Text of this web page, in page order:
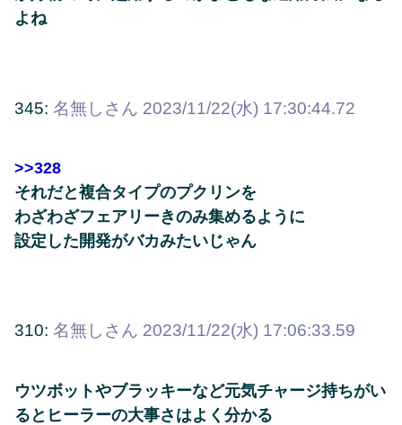
よね
345: 名無しさん 2023/11/22(水) 17:30:44.72
>>328
それだと複合タイプのプクリンを
わざわざフェアリーきのみ集めるように
設定した開発がバカみたいじゃん
310: 名無しさん 2023/11/22(水) 17:06:33.59
ウツボットやブラッキーなど元気チャージ持ちがい
るとヒーラーの大事さはよく分かる